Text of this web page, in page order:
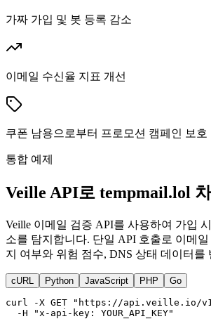
가짜 가입 및 봇 등록 감소
이메일 수신율 지표 개선
쿠폰 남용으로부터 프로모션 캠페인 보호
통합 예제
Veille API로 tempmail.lol
Veille 이메일 검증 API를 사용하여 가입
소를 탐지합니다. 단일 API 호출로 이메
지 여부와 위험 점수, DNS 상태 데이터를
cURL Python JavaScript PHP Go
curl -X GET "https://api.veille.io/
  -H "x-api-key: YOUR_API_KEY"